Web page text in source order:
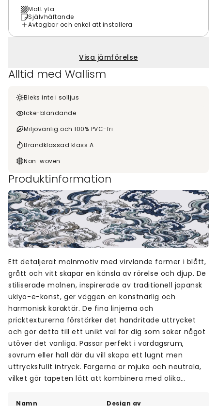
Matt yta
Självhäftande
Avtagbar och enkel att installera
Visa jämförelse
Alltid med Wallism
Bleks inte i solljus
Icke-bländande
Miljövänlig och 100% PVC-fri
Brandklassad klass A
Non-woven
Produktinformation
Namn Design av
Ett detaljerat molnmotiv med virvlande former i blått,
grått och vitt skapar en känsla av rörelse och djup. De
stiliserade molnen, inspirerade av traditionell japansk
ukiyo-e-konst, ger väggen en konstnärlig och
harmonisk karaktär. De fina linjerna och
pricktexturerna förstärker det handritade uttrycket
och gör detta till ett unikt val för dig som söker något
utöver det vanliga. Passar perfekt i vardagsrum,
sovrum eller hall där du vill skapa ett lugnt men
uttrycksfullt intryck. Färgerna är mjuka och neutrala,
vilket gör tapeten lätt att kombinera med olika
som uppskattar detaljrikedom och tradition.